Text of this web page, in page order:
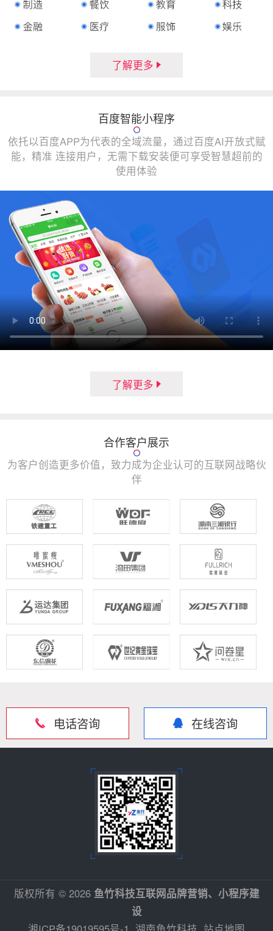
了解更多
百度智能小程序
依托以百度APP为代表的全域流量，通过百度AI开放式赋
能，精准 连接用户，无需下载安装便可享受智慧超前的
使用体验
了解更多
合作客户展示
为客户创造更多价值，致力成为企业认可的互联网战略伙
伴
电话咨询 在线咨询
版权所有 © 2026 鱼竹科技互联网品牌营销、小程序建
设